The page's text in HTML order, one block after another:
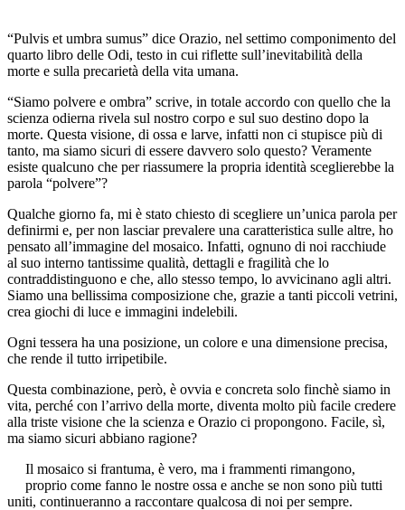
“Pulvis et umbra sumus” dice Orazio, nel settimo componimento del
quarto libro delle Odi, testo in cui riflette sull’inevitabilità della
morte e sulla precarietà della vita umana.
“Siamo polvere e ombra” scrive, in totale accordo con quello che la
scienza odierna rivela sul nostro corpo e sul suo destino dopo la
morte. Questa visione, di ossa e larve, infatti non ci stupisce più di
tanto, ma siamo sicuri di essere davvero solo questo? Veramente
esiste qualcuno che per riassumere la propria identità sceglierebbe la
parola “polvere”?
Qualche giorno fa, mi è stato chiesto di scegliere un’unica parola per
definirmi e, per non lasciar prevalere una caratteristica sulle altre, ho
pensato all’immagine del mosaico. Infatti, ognuno di noi racchiude
al suo interno tantissime qualità, dettagli e fragilità che lo
contraddistinguono e che, allo stesso tempo, lo avvicinano agli altri.
Siamo una bellissima composizione che, grazie a tanti piccoli vetrini,
crea giochi di luce e immagini indelebili.
Ogni tessera ha una posizione, un colore e una dimensione precisa,
che rende il tutto irripetibile.
Questa combinazione, però, è ovvia e concreta solo finchè siamo in
vita, perché con l’arrivo della morte, diventa molto più facile credere
alla triste visione che la scienza e Orazio ci propongono. Facile, sì,
ma siamo sicuri abbiano ragione?
Il mosaico si frantuma, è vero, ma i frammenti rimangono,
proprio come fanno le nostre ossa e anche se non sono più tutti
uniti, continueranno a raccontare qualcosa di noi per sempre.